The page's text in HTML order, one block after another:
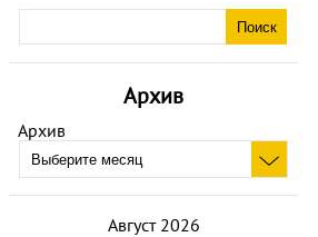
Архив
Архив
Август 2026